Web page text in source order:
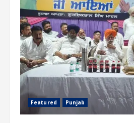
Featured Punjab